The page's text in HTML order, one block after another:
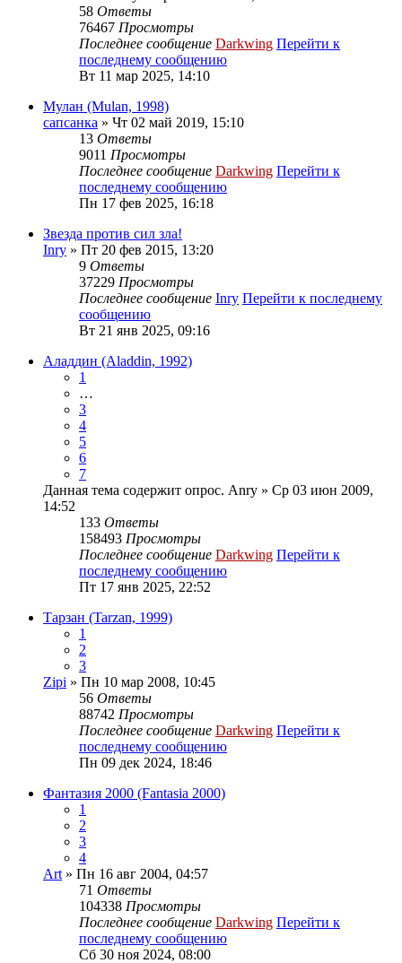
58 Ответы
76467 Просмотры
Последнее сообщение Darkwing Перейти к
последнему сообщению
Вт 11 мар 2025, 14:10
Мулан (Mulan, 1998)
сапсанка » Чт 02 май 2019, 15:10
13 Ответы
9011 Просмотры
Последнее сообщение Darkwing Перейти к
последнему сообщению
Пн 17 фев 2025, 16:18
Звезда против сил зла!
Inry » Пт 20 фев 2015, 13:20
9 Ответы
37229 Просмотры
Последнее сообщение Inry Перейти к последнему
сообщению
Вт 21 янв 2025, 09:16
Аладдин (Aladdin, 1992)
1
…
3
4
5
6
7
Данная тема содержит опрос. Anry » Ср 03 июн 2009,
14:52
133 Ответы
158493 Просмотры
Последнее сообщение Darkwing Перейти к
последнему сообщению
Пт 17 янв 2025, 22:52
Тарзан (Tarzan, 1999)
1
2
3
Zipi » Пн 10 мар 2008, 10:45
56 Ответы
88742 Просмотры
Последнее сообщение Darkwing Перейти к
последнему сообщению
Пн 09 дек 2024, 18:46
Фантазия 2000 (Fantasia 2000)
1
2
3
4
Art » Пн 16 авг 2004, 04:57
71 Ответы
104338 Просмотры
Последнее сообщение Darkwing Перейти к
последнему сообщению
Сб 30 ноя 2024, 08:00